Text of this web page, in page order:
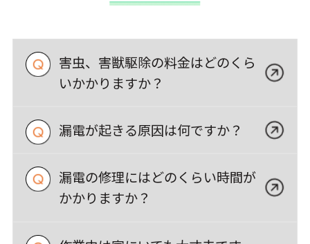
害虫、害獣駆除の料金はどのくら
いかかりますか？
漏電が起きる原因は何ですか？
漏電の修理にはどのくらい時間が
かかりますか？